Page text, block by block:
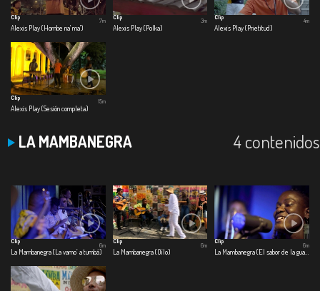
Clip
Alexis Play (Hombe na' ma')
7m
Clip
Alexis Play (Polka)
3m
Clip
Alexis Play (Prietitud)
4m
Clip
Alexis Play (Sesión completa)
15m
LA MAMBANEGRA 4 contenidos
Clip
La Mambanegra (La vamo’ a tumbá)
6m
Clip
La Mambanegra (Oílo)
6m
Clip
6m